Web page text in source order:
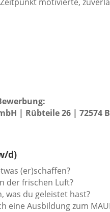
| Rübteile 26 | 72574
d)
(er)schaffen?
der frischen Luft?
was du geleistet hast?
eine Ausbildung zum